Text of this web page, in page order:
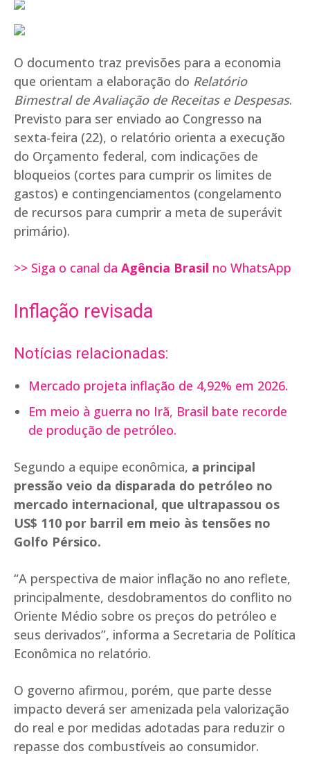
O documento traz previsões para a economia
que orientam a elaboração do Relatório
Bimestral de Avaliação de Receitas e Despesas.
Previsto para ser enviado ao Congresso na
sexta-feira (22), o relatório orienta a execução
do Orçamento federal, com indicações de
bloqueios (cortes para cumprir os limites de
gastos) e contingenciamentos (congelamento
de recursos para cumprir a meta de superávit
primário).
>> Siga o canal da Agência Brasil no WhatsApp
Inflação revisada
Notícias relacionadas:
Mercado projeta inflação de 4,92% em 2026.
Em meio à guerra no Irã, Brasil bate recorde
de produção de petróleo.
Segundo a equipe econômica, a principal
pressão veio da disparada do petróleo no
mercado internacional, que ultrapassou os
US$ 110 por barril em meio às tensões no
Golfo Pérsico.
“A perspectiva de maior inflação no ano reflete,
principalmente, desdobramentos do conflito no
Oriente Médio sobre os preços do petróleo e
seus derivados”, informa a Secretaria de Política
Econômica no relatório.
O governo afirmou, porém, que parte desse
impacto deverá ser amenizada pela valorização
do real e por medidas adotadas para reduzir o
repasse dos combustíveis ao consumidor.